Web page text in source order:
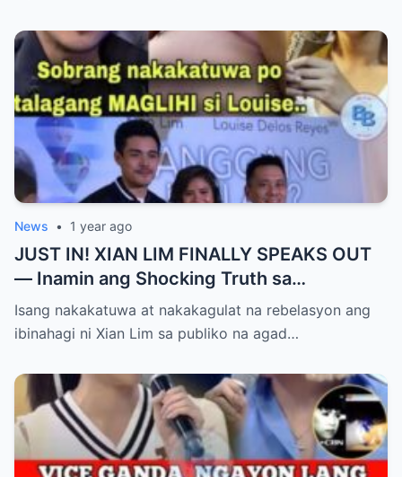
News • 1 year ago
JUST IN! XIAN LIM FINALLY SPEAKS OUT
— Inamin ang Shocking Truth sa
Pagbubuntis ni Louise Delos Reyes!
Matagal na Itinagong Lihim, Isiniwalat na sa
Rebelasyong Di Inaasahan!
Isang nakakatuwa at nakakagulat na rebelasyon ang
ibinahagi ni Xian Lim sa publiko na agad…